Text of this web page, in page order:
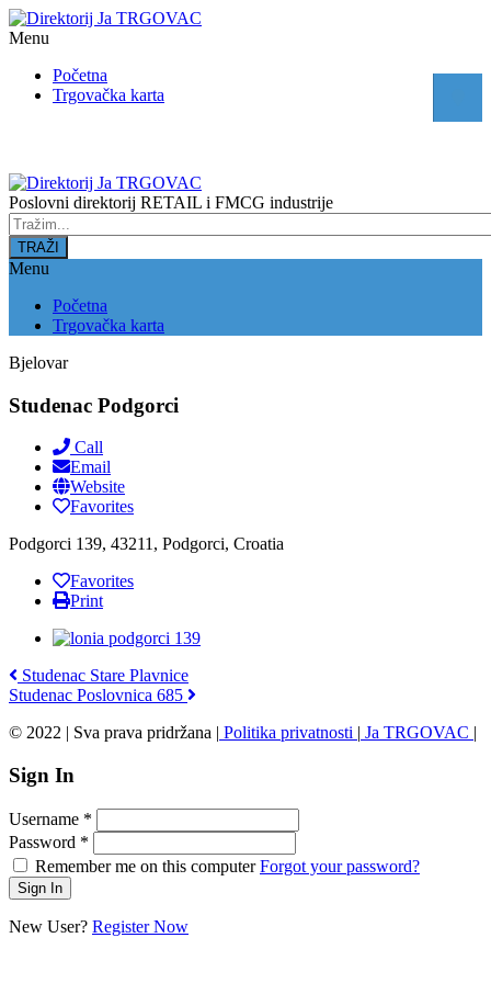
Menu
Početna
Trgovačka karta
Poslovni direktorij RETAIL i FMCG industrije
Menu
Početna
Trgovačka karta
Bjelovar
Studenac Podgorci
Call
Email
Website
Favorites
Podgorci 139, 43211, Podgorci, Croatia
Favorites
Print
Studenac Stare Plavnice
Studenac Poslovnica 685
© 2022 | Sva prava pridržana | Politika privatnosti | Ja TRGOVAC |
Sign In
Username *
Password *
Remember me on this computerForgot your password?
New User? Register Now